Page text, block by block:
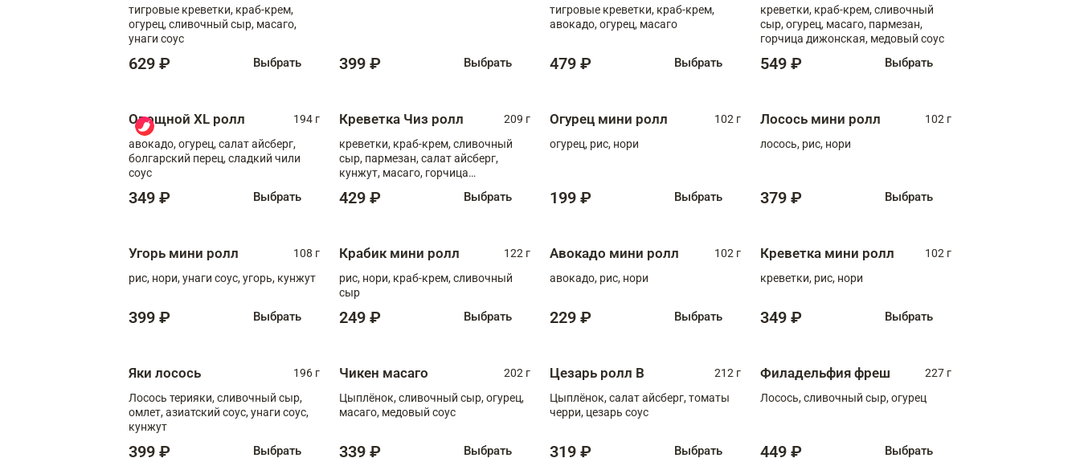
тигровые креветки, краб-крем,
огурец, сливочный сыр, масаго,
унаги соус
629 ₽ Выбрать 399 ₽ Выбрать
тигровые креветки, краб-крем,
авокадо, огурец, масаго
479 ₽ Выбрать
креветки, краб-крем, сливочный
сыр, огурец, масаго, пармезан,
горчица дижонская, медовый соус
549 ₽ Выбрать
Овощной XL ролл
194 г
авокадо, огурец, салат айсберг,
болгарский перец, сладкий чили
соус
349 ₽ Выбрать
Креветка Чиз ролл
209 г
креветки, краб-крем, сливочный
сыр, пармезан, салат айсберг,
кунжут, масаго, горчица
429 ₽ Выбрать
Огурец мини ролл
102 г
огурец, рис, нори
199 ₽ Выбрать
Лосось мини ролл
102 г
лосось, рис, нори
379 ₽ Выбрать
Угорь мини ролл
108 г
рис, нори, унаги соус, угорь, кунжут
399 ₽ Выбрать
Крабик мини ролл
122 г
рис, нори, краб-крем, сливочный
сыр
249 ₽ Выбрать
Авокадо мини ролл
102 г
авокадо, рис, нори
229 ₽ Выбрать
Креветка мини ролл
102 г
креветки, рис, нори
349 ₽ Выбрать
Яки лосось
196 г
Лосось терияки, сливочный сыр,
омлет, азиатский соус, унаги соус,
кунжут
399 ₽ Выбрать
Чикен масаго
202 г
Цыплёнок, сливочный сыр, огурец,
масаго, медовый соус
339 ₽ Выбрать
Цезарь ролл В
212 г
Цыплёнок, салат айсберг, томаты
черри, цезарь соус
319 ₽ Выбрать
Филадельфия фреш
227 г
Лосось, сливочный сыр, огурец
449 ₽ Выбрать